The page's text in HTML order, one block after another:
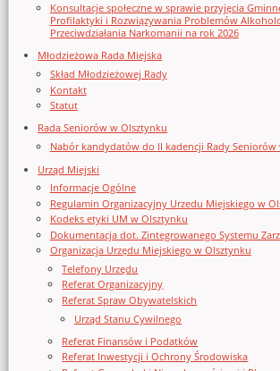
Konsultacje społeczne w sprawie przyjęcia
Profilaktyki i Rozwiązywania Problemów
Przeciwdziałania Narkomanii na rok 2026
Młodzieżowa Rada Miejska
Skład Młodzieżowej Rady
Kontakt
Statut
Rada Seniorów w Olsztynku
Nabór kandydatów do II kadencji Rady Seniorów
Urząd Miejski
Informacje Ogólne
Regulamin Organizacyjny Urzedu Miejskiego w
Kodeks etyki UM w Olsztynku
Dokumentacja dot. Zintegrowanego Systemu
Organizacja Urzędu Miejskiego w Olsztynku
Telefony Urzędu
Referat Organizacyjny
Referat Spraw Obywatelskich
Urząd Stanu Cywilnego
Referat Finansów i Podatków
Referat Inwestycji i Ochrony Środowiska